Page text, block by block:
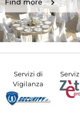
Find more
Servizi di
Vigilanza